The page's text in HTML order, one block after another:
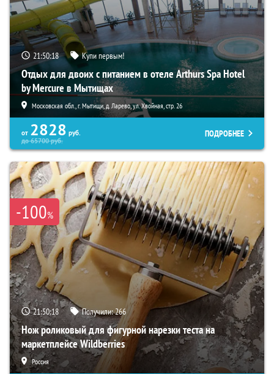
21:50:17 Купи первым!
Отдых для двоих с питанием в отеле Arthurs Spa Hotel
by Mercure в Мытищах
Московская обл., г. Мытищи, д. Ларево, ул. Хвойная, стр. 26
от 2828 руб.
до65700руб.
ПОДРОБНЕЕ
-100%
21:50:17 Получили:266
Нож роликовый для фигурной нарезки теста на
маркетплейсе Wildberries
Россия